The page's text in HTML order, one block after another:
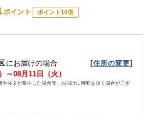
ポイント ポイント10倍
にお届けの場合 [住所の変更]
～08月11日（火）
や注文が集中した場合等、お届けに時間を頂く場合がござ